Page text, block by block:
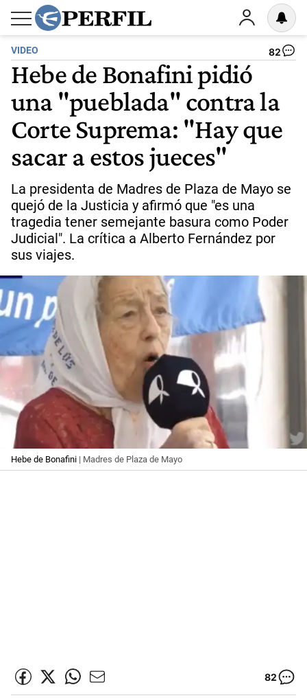
VIDEO 82
Hebe de Bonafini pidió
una "pueblada" contra la
Corte Suprema: "Hay que
sacar a estos jueces"
La presidenta de Madres de Plaza de Mayo se
quejó de la Justicia y afirmó que "es una
tragedia tener semejante basura como Poder
Judicial". La crítica a Alberto Fernández por
sus viajes.
Hebe de Bonafini | Madres de Plaza de Mayo
82